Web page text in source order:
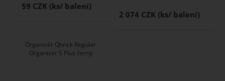
59 CZK
2 074 CZK
Organizér Qbrick Regular
Organizer S Plus černý